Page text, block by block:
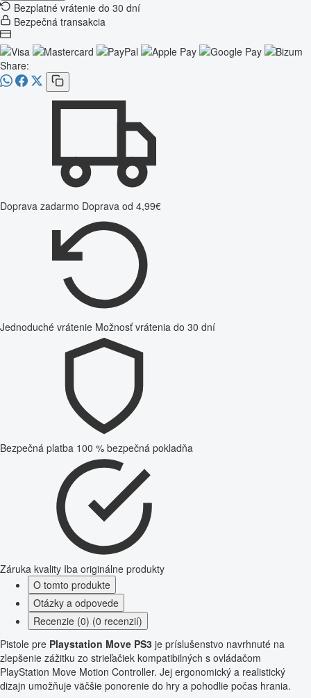
Bezplatné vrátenie do 30 dní
Bezpečná transakcia
Share:
Doprava zadarmo Doprava od 4,99€
Jednoduché vrátenie Možnosť vrátenia do 30 dní
Bezpečná platba 100 % bezpečná pokladňa
Záruka kvality Iba originálne produkty
O tomto produkte
Otázky a odpovede
Recenzie (0) (0 recenzií)
Pistole pre Playstation Move PS3 je príslušenstvo navrhnuté na
zlepšenie zážitku zo strieľačiek kompatibilných s ovládačom
PlayStation Move Motion Controller. Jej ergonomický a realistický
dizajn umožňuje väčšie ponorenie do hry a pohodlie počas hrania.